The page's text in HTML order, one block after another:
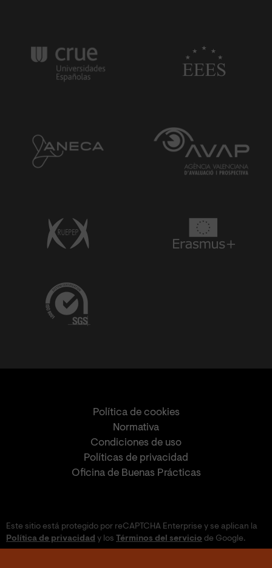
Política de cookies
Normativa
Condiciones de uso
Políticas de privacidad
Oficina de Buenas Prácticas
Este sitio está protegido por reCAPTCHA Enterprise y se aplican la
Política de privacidad y los Términos del servicio de Google.